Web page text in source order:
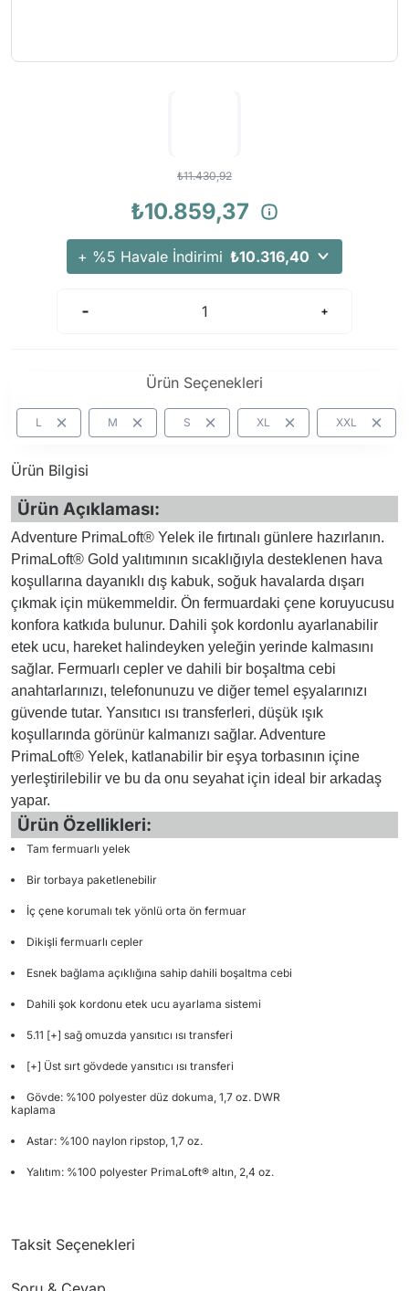
₺11.430,92
₺10.859,37
+ %5 Havale İndirimi ₺10.316,40
Ürün Seçenekleri
L M S XL XXL
Ürün Bilgisi
Ürün Açıklaması:
Adventure PrimaLoft® Yelek ile fırtınalı günlere hazırlanın.
PrimaLoft® Gold yalıtımının sıcaklığıyla desteklenen hava
koşullarına dayanıklı dış kabuk, soğuk havalarda dışarı
çıkmak için mükemmeldir. Ön fermuardaki çene koruyucusu
konfora katkıda bulunur. Dahili şok kordonlu ayarlanabilir
etek ucu, hareket halindeyken yeleğin yerinde kalmasını
sağlar. Fermuarlı cepler ve dahili bir boşaltma cebi
anahtarlarınızı, telefonunuzu ve diğer temel eşyalarınızı
güvende tutar. Yansıtıcı ısı transferleri, düşük ışık
koşullarında görünür kalmanızı sağlar. Adventure
PrimaLoft® Yelek, katlanabilir bir eşya torbasının içine
yerleştirilebilir ve bu da onu seyahat için ideal bir arkadaş
yapar.
Ürün Özellikleri:
Tam fermuarlı yelek
Bir torbaya paketlenebilir
İç çene korumalı tek yönlü orta ön fermuar
Dikişli fermuarlı cepler
Esnek bağlama açıklığına sahip dahili boşaltma cebi
Dahili şok kordonu etek ucu ayarlama sistemi
5.11 [+] sağ omuzda yansıtıcı ısı transferi
[+] Üst sırt gövdede yansıtıcı ısı transferi
Gövde: %100 polyester düz dokuma, 1,7 oz. DWR
kaplama
Astar: %100 naylon ripstop, 1,7 oz.
Yalıtım: %100 polyester PrimaLoft® altın, 2,4 oz.
Taksit Seçenekleri